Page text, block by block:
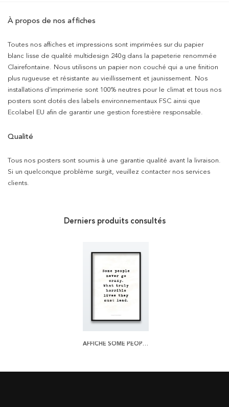
À propos de nos affiches
Toutes nos affiches et impressions sont imprimées sur du papier
blanc lisse de qualité multidesign 240g dans la papeterie renommée
Clairefontaine. Nous utilisons un papier non couché qui a une finition
plus rugueuse et résistante au vieillissement et jaunissement. Nos
installations d’imprimerie sont 100% neutres pour le climat et tous nos
posters sont dotés des labels environnementaux FSC ainsi que
Ecolabel EU afin de garantir une gestion forestière responsable.
Qualité
Tous nos posters sont soumis à une garantie qualité avant la livraison.
Si un quelconque problème surgit, veuillez contacter nos services
clients.
Derniers produits consultés
AFFICHE SOME PEOPLE